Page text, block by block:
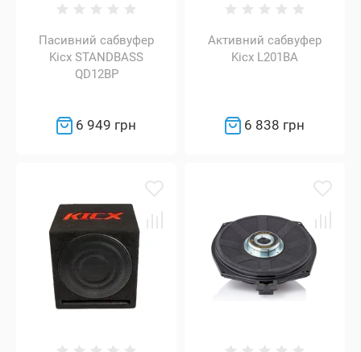
Пасивний сабвуфер
Kicx STANDBASS
QD12BP
6 949 грн
Активний сабвуфер
Kicx L201BA
6 838 грн